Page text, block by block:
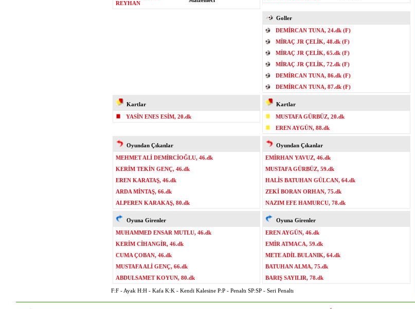
REYHAN
Goller
DEMİRCAN TUNA, 24.dk (F)
MİRAÇ JR ÇELİK, 48.dk (F)
MİRAÇ JR ÇELİK, 65.dk (F)
MİRAÇ JR ÇELİK, 72.dk (F)
DEMİRCAN TUNA, 86.dk (F)
DEMİRCAN TUNA, 87.dk (F)
Kartlar
YASİN ENES ESİM, 20.dk
Kartlar
MUSTAFA GÜRBÜZ, 20.dk
EREN AYGÜN, 88.dk
Oyundan Çıkanlar
MEHMET ALİ DEMİRCİOĞLU, 46.dk
KERİM TEKİN GENÇ, 46.dk
EREN KARATAŞ, 46.dk
ARDA MİNTAŞ, 66.dk
ALPEREN KARAKAŞ, 80.dk
Oyundan Çıkanlar
EMİRHAN YAVUZ, 46.dk
MUSTAFA GÜRBÜZ, 59.dk
HALİS BATUHAN GÜLCAN, 64.dk
ZEKİ BORAN ORHAN, 75.dk
NAZIM EFE HAMURCU, 78.dk
Oyuna Girenler
MUHAMMED ENSAR MUTLU, 46.dk
KERİM CİHANGİR, 46.dk
CUMA ÇOBAN, 46.dk
MUSTAFA ALİ GENÇ, 66.dk
ABDULSAMET KOYUN, 80.dk
Oyuna Girenler
EREN AYGÜN, 46.dk
EMİR ATMACA, 59.dk
METE ADİL BULANIK, 64.dk
BATUHAN ALMA, 75.dk
BARIŞ SAYILIR, 78.dk
F:F - Ayak H:H - Kafa K:K - Kendi Kalesine P:P - Penaltı SP:SP - Seri Penaltı